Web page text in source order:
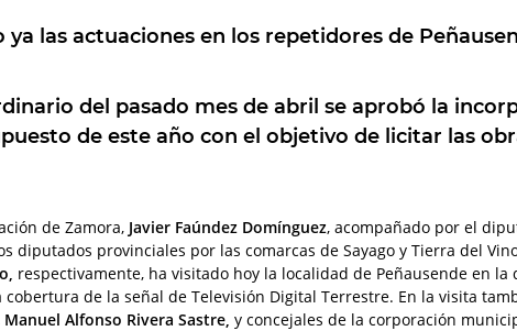
ya las actuaciones en los repetidores de
del pasado mes de abril se aprobó la
de este año con el objetivo de licitar las
de Zamora, Javier Faúndez Domínguez, acompañado por el
diputados provinciales por las comarcas de Sayago y Tierra del
respectivamente, ha visitado hoy la localidad de Peñausende en la
de la señal de Televisión Digital Terrestre. En la visita
Manuel Alfonso Rivera Sastre, y concejales de la corporación